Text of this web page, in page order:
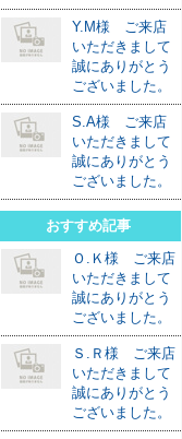
Y.M様 ご来店
いただきまして
誠にありがとう
ございました。
S.A様 ご来店
いただきまして
誠にありがとう
ございました。
おすすめ記事
Ｏ.Ｋ様 ご来店
いただきまして
誠にありがとう
ございました。
Ｓ.Ｒ様 ご来店
いただきまして
誠にありがとう
ございました。